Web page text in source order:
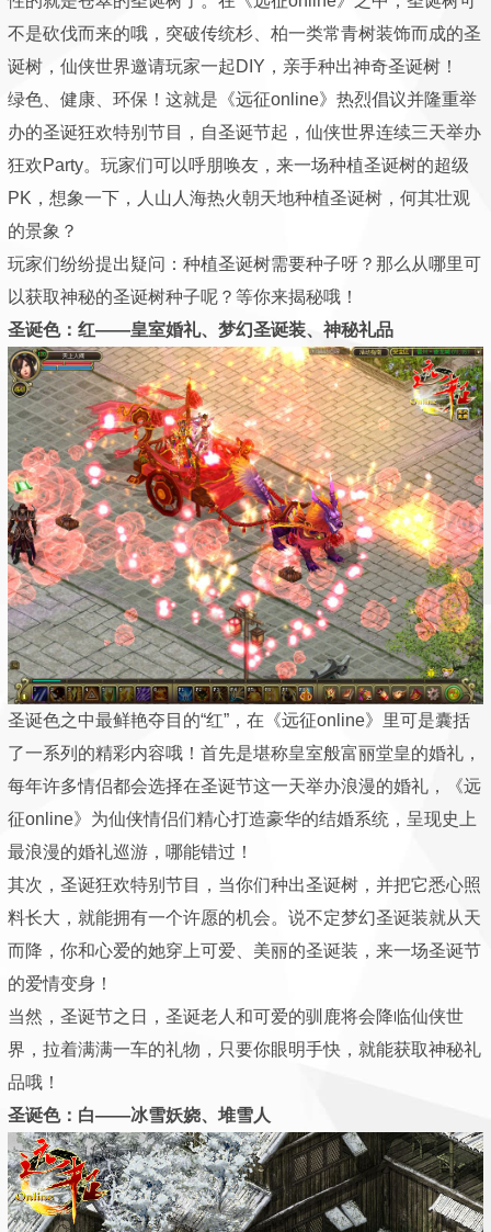
不是砍伐而来的哦，突破传统杉、柏一类常青树装饰而成的圣
诞树，仙侠世界邀请玩家一起DIY，亲手种出神奇圣诞树！
绿色、健康、环保！这就是《远征online》热烈倡议并隆重举
办的圣诞狂欢特别节目，自圣诞节起，仙侠世界连续三天举办
狂欢Party。玩家们可以呼朋唤友，来一场种植圣诞树的超级
PK，想象一下，人山人海热火朝天地种植圣诞树，何其壮观
的景象？
玩家们纷纷提出疑问：种植圣诞树需要种子呀？那么从哪里可
以获取神秘的圣诞树种子呢？等你来揭秘哦！
圣诞色：红——皇室婚礼、梦幻圣诞装、神秘礼品
圣诞色之中最鲜艳夺目的“红”，在《远征online》里可是囊括
了一系列的精彩内容哦！首先是堪称皇室般富丽堂皇的婚礼，
每年许多情侣都会选择在圣诞节这一天举办浪漫的婚礼，《远
征online》为仙侠情侣们精心打造豪华的结婚系统，呈现史上
最浪漫的婚礼巡游，哪能错过！
其次，圣诞狂欢特别节目，当你们种出圣诞树，并把它悉心照
料长大，就能拥有一个许愿的机会。说不定梦幻圣诞装就从天
而降，你和心爱的她穿上可爱、美丽的圣诞装，来一场圣诞节
的爱情变身！
当然，圣诞节之日，圣诞老人和可爱的驯鹿将会降临仙侠世
界，拉着满满一车的礼物，只要你眼明手快，就能获取神秘礼
品哦！
圣诞色：白——冰雪妖娆、堆雪人